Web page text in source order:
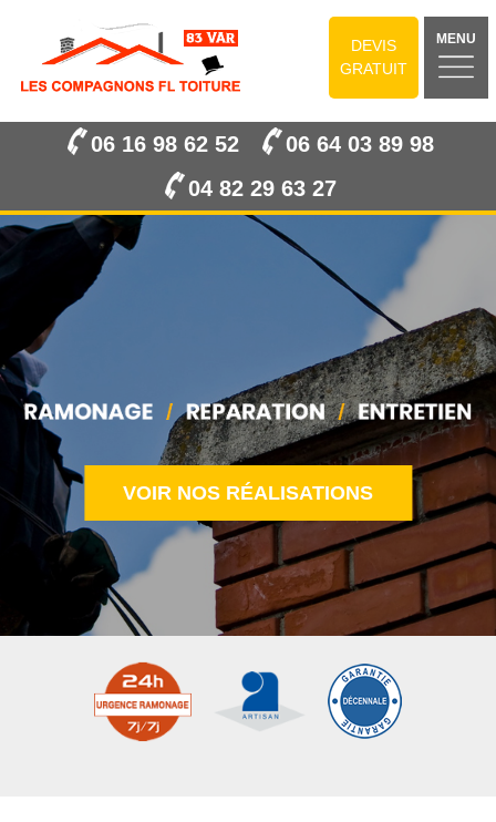
DEVIS
GRATUIT
MENU
06 16 98 62 52
06 64 03 89 98
04 82 29 63 27
VOIR NOS RÉALISATIONS